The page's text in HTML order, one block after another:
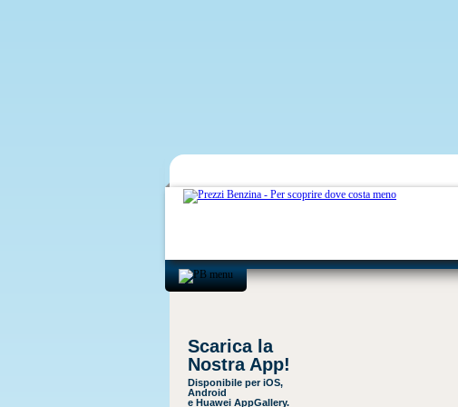
Scarica la
Nostra App!
Disponibile per iOS,
Android
e Huawei AppGallery.